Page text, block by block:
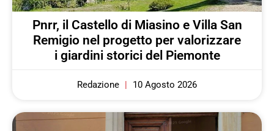
Pnrr, il Castello di Miasino e Villa San
Remigio nel progetto per valorizzare
i giardini storici del Piemonte
Redazione 10 Agosto 2026